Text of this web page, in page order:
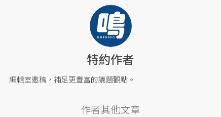
特約作者
編輯室邀稿，補足更豐富的議題觀點。
作者其他文章